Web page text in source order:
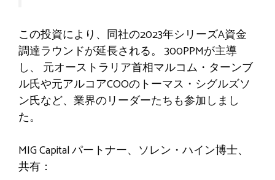
この投資により、同社の2023年シリーズA資金
調達ラウンドが延長される。 300PPMが主導
し、 元オーストラリア首相マルコム・ターンブ
ル氏や元アルコアCOOのトーマス・シグルズソ
ン氏など、業界のリーダーたちも参加しまし
た。
MIG Capital パートナー、ソレン・ハイン博士、
共有：